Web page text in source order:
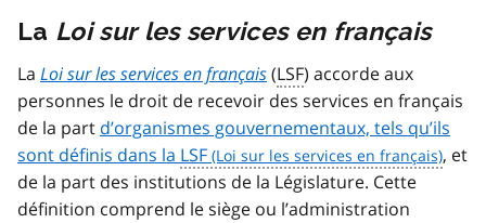
La Loi sur les services en français
La Loi sur les services en français(LSF) accorde aux
personnes le droit de recevoir des services en français
de la part d’organismes gouvernementaux, tels qu’ils
sont définis dans la LSF
, et
de la part des institutions de la Législature. Cette
définition comprend le siège ou l’administration